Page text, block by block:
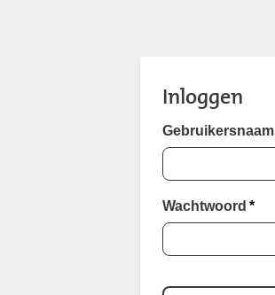
Inloggen
Gebruikersnaam
Wachtwoord *